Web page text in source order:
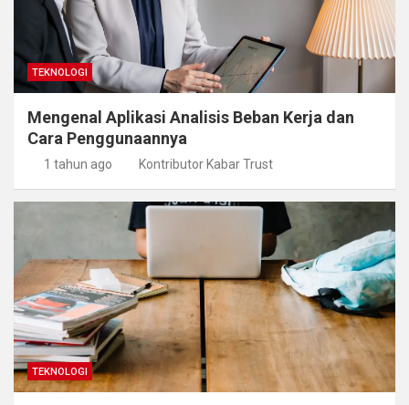
TEKNOLOGI
Mengenal Aplikasi Analisis Beban Kerja dan
Cara Penggunaannya
1 tahun ago Kontributor Kabar Trust
TEKNOLOGI